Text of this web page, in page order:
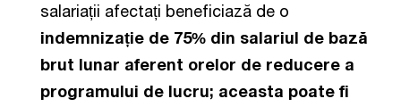
salariații afectați beneficiază de o
indemnizație de 75% din salariul de bază
brut lunar aferent orelor de reducere a
programului de lucru; aceasta poate fi